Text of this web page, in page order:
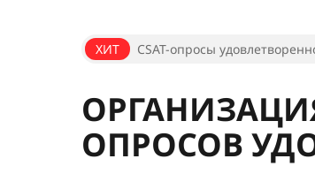
ХИТ CSAT-опросы
ОПРОСОВ